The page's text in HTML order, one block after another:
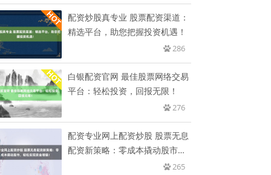
配资炒股真专业 股票配资渠道：
精选平台，助您把握投资机遇！
286
白银配资官网 最佳股票网络交易
平台：轻松投资，回报无限！
276
配资专业网上配资炒股 股票无息
配资新策略：零成本撬动股市，
265